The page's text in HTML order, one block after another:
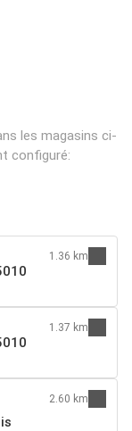
les magasins ci-
configuré:
1.36 km
1.37 km
2.60 km